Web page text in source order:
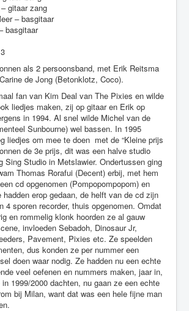
gitaar zang
– basgitaar
basgitaar
als 2 persoonsband, met Erik Reitsma
Carine de Jong (Betonklotz, Coco).
fan van Kim Deal van The Pixies en wilde
liedjes maken, zij op gitaar en Erik op
in 1994. Al snel wilde Michel van de
Sunbourne) wel bassen. In 1995
liedjes om mee te doen met de “Kleine prijs
de 3e prijs, dit was een halve studio
Sing Studio in Metslawier. Ondertussen ging
Thomas Rorafui (Decent) erbij, met hem
cd opgenomen (Pompopompopom) en
erop gedaan, de helft van de cd zijn
4 sporen recorder, thuis opgenomen. Omdat
en rommelig klonk hoorden ze al gauw
invloeden Sebadoh, Dinosaur Jr,
Pavement, Pixies etc. Ze speelden
dus konden ze per nummer een
doen waar nodig. Ze hadden nu een echte
veel oefenen en nummers maken, jaar in,
1999/2000 dachten, nu gaan ze een echte
bij Milan, want dat was een hele fijne man